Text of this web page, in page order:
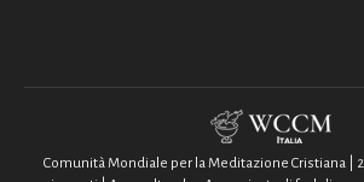
Comunità Mondiale per la Meditazione Cristiana |